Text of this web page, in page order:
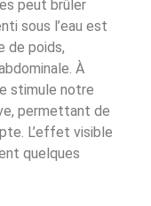
peut brûler
sous l’eau est
de poids,
À
stimule notre
permettant de
L’effet visible
quelques